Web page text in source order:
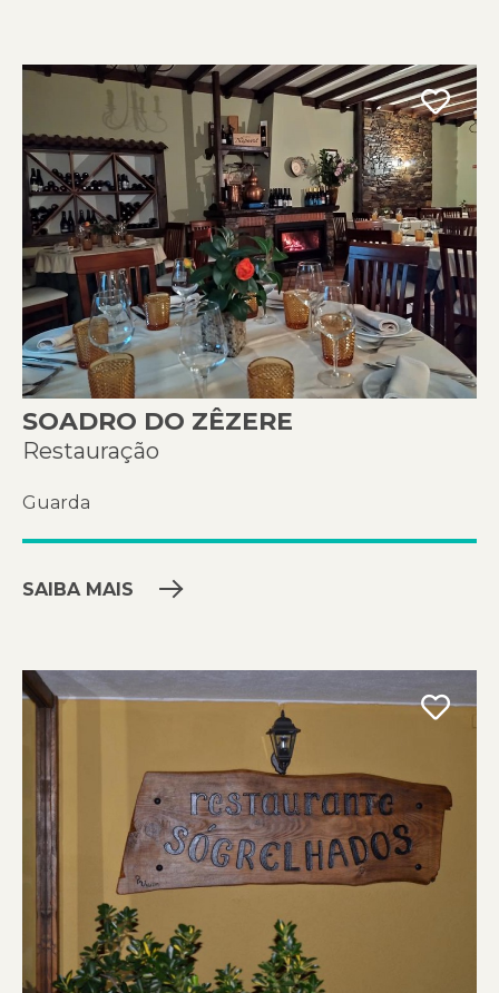
SOADRO DO ZÊZERE
Restauração
Guarda
SAIBA MAIS